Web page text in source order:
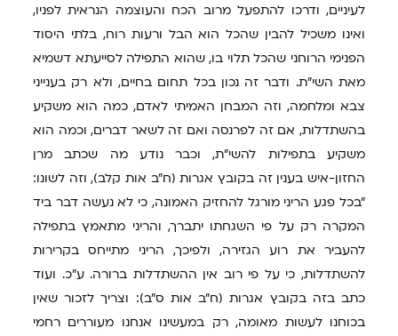
לעיניים, ודרכו להתפעל מרוב הכח והעוצמה הנראית לפניו,
ואינו משכיל להבין שהכל הוא הבל ורעות רוח, בלתי היסוד
הפנימי הרוחני שהכל תלוי בו, שהוא התפילה לסייעתא דשמיא
מאת השי"ת. ודבר זה נכון בכל תחום בחיים, ולא רק בענייני
צבא ומלחמה, וזה המבחן האמיתי לאדם, כמה הוא משקיע
בהשתדלות, אם זה לפרנסה ואם זה לשאר דברים, וכמה הוא
משקיע בתפילות להשי"ת, וכבר נודע מה שכתב מרן
החזון-איש בענין זה בקובץ אגרות (ח"ב אות קלב), וזה לשונו:
"בכל פגע הריני מורגל להחזיק האמונה, כי לא נעשה דבר ביד
המקרה רק על פי השגחתו יתברך, והריני מתאמץ בתפילה
להעביר את רוע הגזירה, ולפיכך, הריני מתייחס בקרירות
להשתדלות, כי על פי רוב אין ההשתדלות ברורה. ע"כ. ועוד
כתב בזה בקובץ אגרות (ח"ב אות ס"ב): וצריך לזכור שאין
בכוחנו לעשות מאומה, רק במעשינו אנחנו מעוררים רחמי